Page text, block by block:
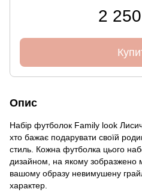
2
Опис
Набір футболок Family look
хто бажає подарувати своїй
стиль. Кожна футболка цього
дизайном, на якому зобразжено
вашому образу невимушену
характер.